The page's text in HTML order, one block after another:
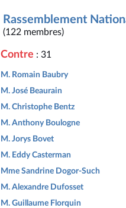
Rassemblement
(122 membres)
Contre : 31
M. Romain Baubry
M. José Beaurain
M. Christophe Bentz
M. Anthony Boulogne
M. Jorys Bovet
M. Eddy Casterman
Mme Sandrine Dogor-Such
M. Alexandre Dufosset
M. Guillaume Florquin